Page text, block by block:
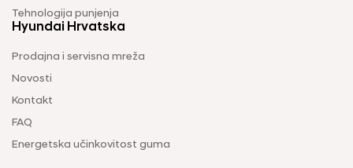
Tehnologija punjenja
Hyundai Hrvatska
Prodajna i servisna mreža
Novosti
Kontakt
FAQ
Energetska učinkovitost guma